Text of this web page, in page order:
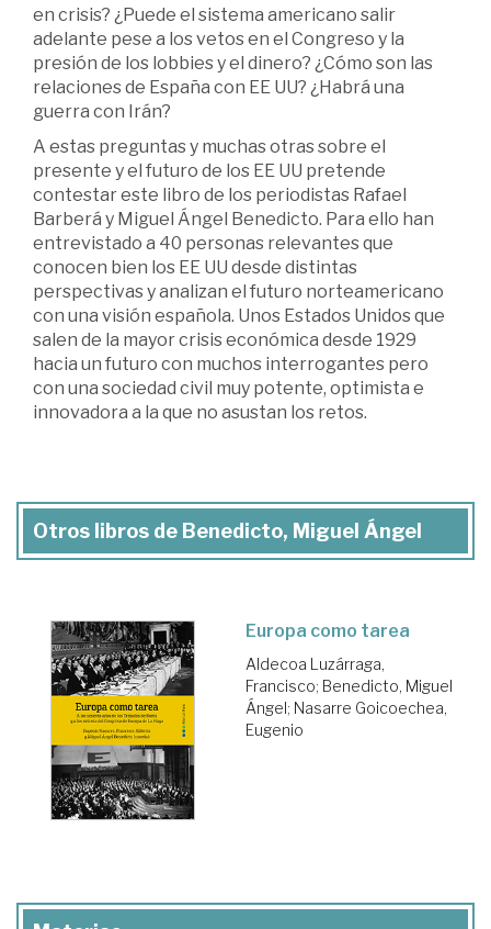
en crisis? ¿Puede el sistema americano salir
adelante pese a los vetos en el Congreso y la
presión de los lobbies y el dinero? ¿Cómo son las
relaciones de España con EE UU? ¿Habrá una
guerra con Irán?
A estas preguntas y muchas otras sobre el
presente y el futuro de los EE UU pretende
contestar este libro de los periodistas Rafael
Barberá y Miguel Ángel Benedicto. Para ello han
entrevistado a 40 personas relevantes que
conocen bien los EE UU desde distintas
perspectivas y analizan el futuro norteamericano
con una visión española. Unos Estados Unidos que
salen de la mayor crisis económica desde 1929
hacia un futuro con muchos interrogantes pero
con una sociedad civil muy potente, optimista e
innovadora a la que no asustan los retos.
Otros libros de Benedicto, Miguel Ángel
Europa como tarea
Aldecoa Luzárraga,
Francisco; Benedicto, Miguel
Ángel; Nasarre Goicoechea,
Eugenio